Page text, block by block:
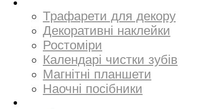
Трафарети для декору
Декоративні наклейки
Ростоміри
Календарі чистки зубів
Магнітні планшети
Наочні посібники